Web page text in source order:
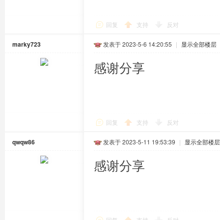
回复 支持 反对
marky723 发表于 2023-5-6 14:20:55 | 显示全部楼层
感谢分享
回复 支持 反对
qwqw86 发表于 2023-5-11 19:53:39 | 显示全部楼层
感谢分享